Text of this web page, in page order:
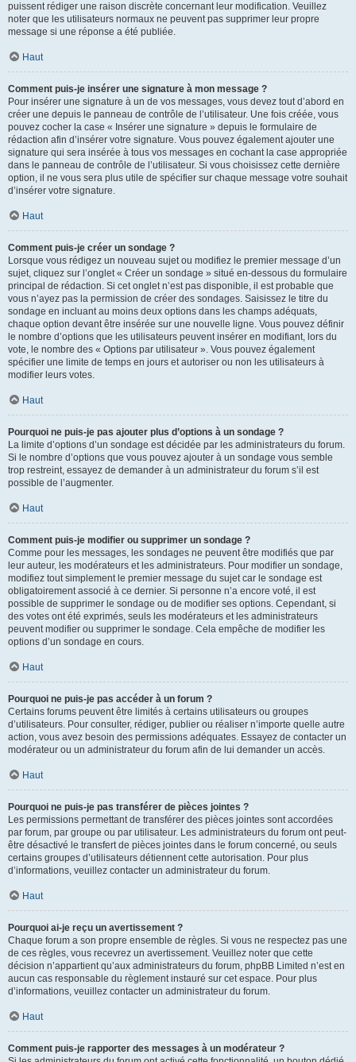
puissent rédiger une raison discrète concernant leur modification. Veuillez
noter que les utilisateurs normaux ne peuvent pas supprimer leur propre
message si une réponse a été publiée.
Haut
Comment puis-je insérer une signature à mon message ?
Pour insérer une signature à un de vos messages, vous devez tout d’abord en
créer une depuis le panneau de contrôle de l’utilisateur. Une fois créée, vous
pouvez cocher la case « Insérer une signature » depuis le formulaire de
rédaction afin d’insérer votre signature. Vous pouvez également ajouter une
signature qui sera insérée à tous vos messages en cochant la case appropriée
dans le panneau de contrôle de l’utilisateur. Si vous choisissez cette dernière
option, il ne vous sera plus utile de spécifier sur chaque message votre souhait
d’insérer votre signature.
Haut
Comment puis-je créer un sondage ?
Lorsque vous rédigez un nouveau sujet ou modifiez le premier message d’un
sujet, cliquez sur l’onglet « Créer un sondage » situé en-dessous du formulaire
principal de rédaction. Si cet onglet n’est pas disponible, il est probable que
vous n’ayez pas la permission de créer des sondages. Saisissez le titre du
sondage en incluant au moins deux options dans les champs adéquats,
chaque option devant être insérée sur une nouvelle ligne. Vous pouvez définir
le nombre d’options que les utilisateurs peuvent insérer en modifiant, lors du
vote, le nombre des « Options par utilisateur ». Vous pouvez également
spécifier une limite de temps en jours et autoriser ou non les utilisateurs à
modifier leurs votes.
Haut
Pourquoi ne puis-je pas ajouter plus d’options à un sondage ?
La limite d’options d’un sondage est décidée par les administrateurs du forum.
Si le nombre d’options que vous pouvez ajouter à un sondage vous semble
trop restreint, essayez de demander à un administrateur du forum s’il est
possible de l’augmenter.
Haut
Comment puis-je modifier ou supprimer un sondage ?
Comme pour les messages, les sondages ne peuvent être modifiés que par
leur auteur, les modérateurs et les administrateurs. Pour modifier un sondage,
modifiez tout simplement le premier message du sujet car le sondage est
obligatoirement associé à ce dernier. Si personne n’a encore voté, il est
possible de supprimer le sondage ou de modifier ses options. Cependant, si
des votes ont été exprimés, seuls les modérateurs et les administrateurs
peuvent modifier ou supprimer le sondage. Cela empêche de modifier les
options d’un sondage en cours.
Haut
Pourquoi ne puis-je pas accéder à un forum ?
Certains forums peuvent être limités à certains utilisateurs ou groupes
d’utilisateurs. Pour consulter, rédiger, publier ou réaliser n’importe quelle autre
action, vous avez besoin des permissions adéquates. Essayez de contacter un
modérateur ou un administrateur du forum afin de lui demander un accès.
Haut
Pourquoi ne puis-je pas transférer de pièces jointes ?
Les permissions permettant de transférer des pièces jointes sont accordées
par forum, par groupe ou par utilisateur. Les administrateurs du forum ont peut-
être désactivé le transfert de pièces jointes dans le forum concerné, ou seuls
certains groupes d’utilisateurs détiennent cette autorisation. Pour plus
d’informations, veuillez contacter un administrateur du forum.
Haut
Pourquoi ai-je reçu un avertissement ?
Chaque forum a son propre ensemble de règles. Si vous ne respectez pas une
de ces règles, vous recevrez un avertissement. Veuillez noter que cette
décision n’appartient qu’aux administrateurs du forum, phpBB Limited n’est en
aucun cas responsable du règlement instauré sur cet espace. Pour plus
d’informations, veuillez contacter un administrateur du forum.
Haut
Comment puis-je rapporter des messages à un modérateur ?